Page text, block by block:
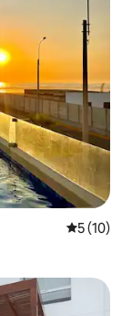
從 10 則
5 (10)